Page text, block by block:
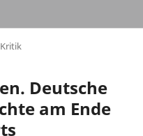
Kritik
Deutsche
am Ende